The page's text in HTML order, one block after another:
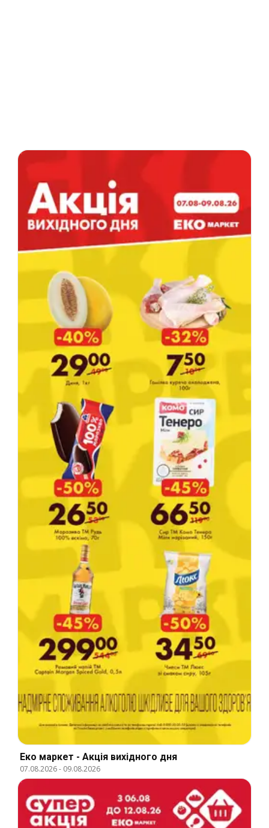
Еко маркет - Акція вихідного дня
07.08.2026- 09.08.2026